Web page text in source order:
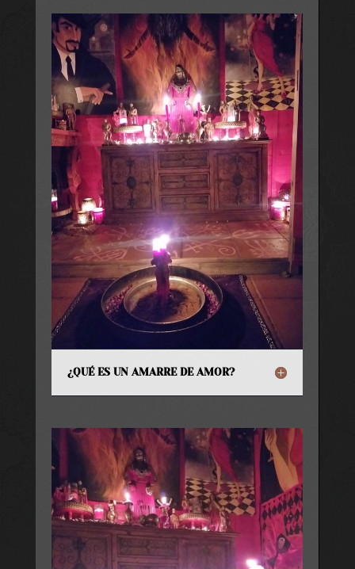
¿QUÉ ES UN AMARRE DE AMOR?